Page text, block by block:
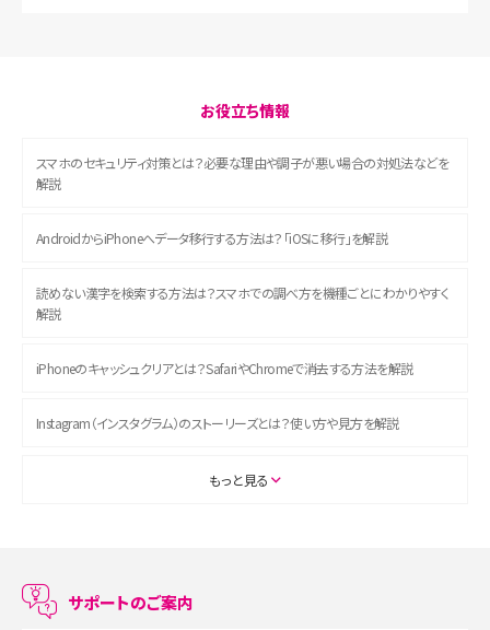
お役立ち情報
スマホのセキュリティ対策とは？必要な理由や調子が悪い場合の対処法などを
解説
AndroidからiPhoneへデータ移行する方法は？「iOSに移行」を解説
読めない漢字を検索する方法は？スマホでの調べ方を機種ごとにわかりやすく
解説
iPhoneのキャッシュクリアとは？SafariやChromeで消去する方法を解説
Instagram（インスタグラム）のストーリーズとは？使い方や見方を解説
ASMRとは？初心者向けの代表ジャンルや楽しみ方を解説
LINEで友だちを削除する方法は？方法ごとの影響や復活・復元する方法も解説
もっと見る
サポートのご案内